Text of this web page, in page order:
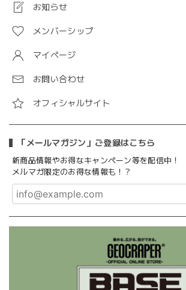
お知らせ
メンバーシップ
マイページ
お問い合わせ
オフィシャルサイト
「メールマガジン」ご登録はこちら
新商品情報やお得なキャンペーン等を配信中！
メルマガ限定のお得な情報も！？